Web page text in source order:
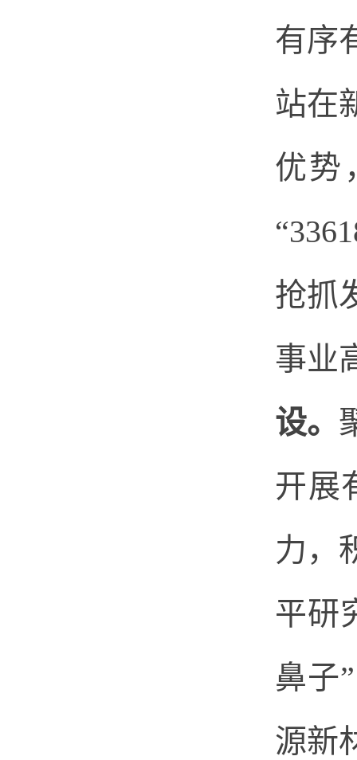
有序
站在
优势
抢抓
事业
设。
开展
力，
平研
鼻子”
源新